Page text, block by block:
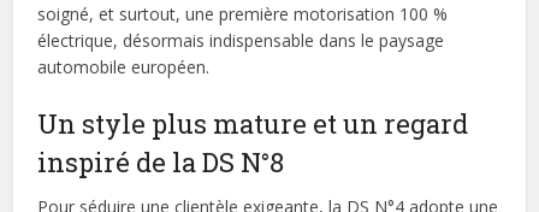
soigné, et surtout, une première motorisation 100 %
électrique, désormais indispensable dans le paysage
automobile européen.
Un style plus mature et un regard
inspiré de la DS N°8
Pour séduire une clientèle exigeante, la DS N°4 adopte une